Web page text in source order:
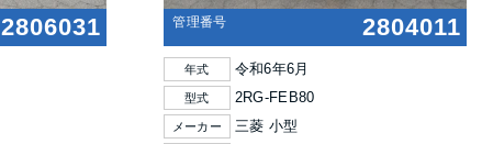
2806031 管理番号 2804011
年式 令和6年6月
型式 2RG-FEB80
メーカー 三菱 小型